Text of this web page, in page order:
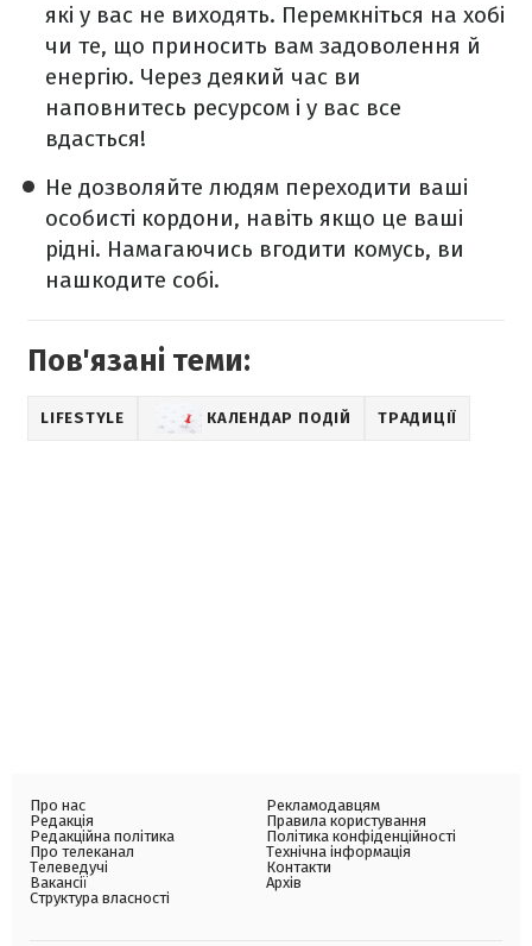
які у вас не виходять. Перемкніться на хобі
чи те, що приносить вам задоволення й
енергію. Через деякий час ви
наповнитесь ресурсом і у вас все
вдасться!
Не дозволяйте людям переходити ваші
особисті кордони, навіть якщо це ваші
рідні. Намагаючись вгодити комусь, ви
нашкодите собі.
Пов'язані теми:
LIFESTYLE КАЛЕНДАР ПОДІЙ ТРАДИЦІЇ
Про нас
Редакція
Редакційна політика
Про телеканал
Телеведучі
Вакансії
Структура власності
Рекламодавцям
Правила користування
Політика конфіденційності
Технічна інформація
Контакти
Архів